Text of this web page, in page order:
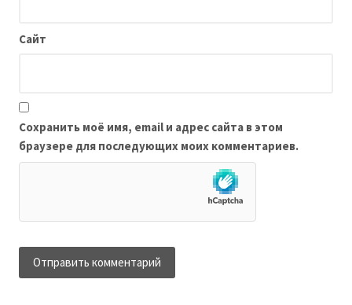
Сайт
Сохранить моё имя, email и адрес сайта в этом
браузере для последующих моих комментариев.